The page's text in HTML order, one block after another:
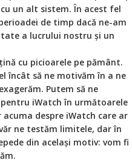
un alt sistem. În acest fel
de timp dacă ne-am
a lucrului nostru și un
cu picioarele pe pământ.
încât să ne motivăm în a ne
Putem să ne
iWatch în următoarele
despre iWatch care ar
ne testăm limitele, dar în
din același motiv: vom fi